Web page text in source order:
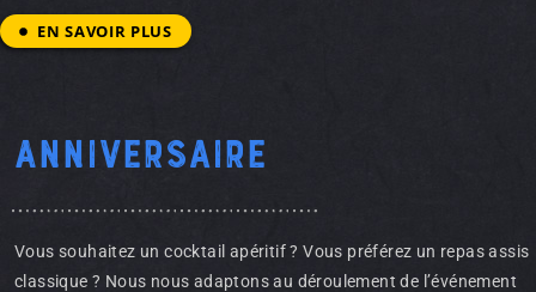
EN SAVOIR PLUS
Anniversaire
Vous souhaitez un cocktail apéritif ? Vous préférez un repas assis
classique ? Nous nous adaptons au déroulement de l’événement